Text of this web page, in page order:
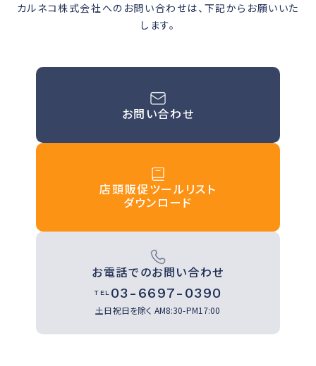
カルネコ株式会社へのお問い合わせは、下記からお願いいた
します。
お問い合わせ
店頭販促ツールリスト
ダウンロード
お電話でのお問い合わせ
TEL 03-6697-0390
土日祝日を除く AM8:30-PM17:00